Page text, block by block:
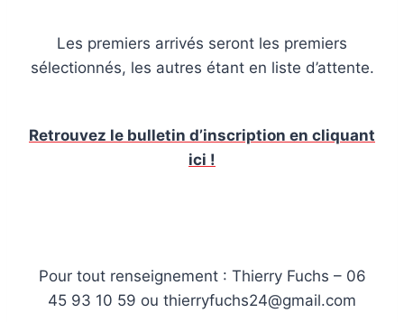
Les premiers arrivés seront les premiers
sélectionnés, les autres étant en liste d’attente.
Retrouvez le bulletin d’inscription en cliquant
ici !
Pour tout renseignement : Thierry Fuchs – 06
45 93 10 59 ou thierryfuchs24@gmail.com